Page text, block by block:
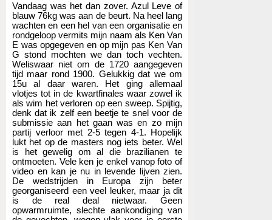
Vandaag was het dan zover. Azul Leve of
blauw 76kg was aan de beurt. Na heel lang
wachten en een hel van een organisatie en
rondgeloop vermits mijn naam als Ken Van
E was opgegeven en op mijn pas Ken Van
G stond mochten we dan toch vechten.
Weliswaar niet om de 1720 aangegeven
tijd maar rond 1900. Gelukkig dat we om
15u al daar waren. Het ging allemaal
vlotjes tot in de kwartfinales waar zowel ik
als wim het verloren op een sweep. Spijtig,
denk dat ik zelf een beetje te snel voor de
submissie aan het gaan was en zo mijn
partij verloor met 2-5 tegen 4-1. Hopelijk
lukt het op de masters nog iets beter. Wel
is het gewelig om al die brazilianen te
ontmoeten. Vele ken je enkel vanop foto of
video en kan je nu in levende lijven zien.
De wedstrijden in Europa zijn beter
georganiseerd een veel leuker, maar ja dit
is de real deal nietwaar. Geen
opwarmruimte, slechte aankondiging van